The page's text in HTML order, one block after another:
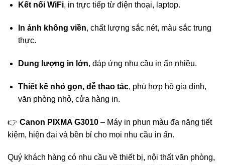
Kết nối WiFi, in trực tiếp từ điện thoại, laptop.
In ảnh không viền, chất lượng sắc nét, màu sắc trung
thực.
Dung lượng in lớn, đáp ứng nhu cầu in ấn nhiều.
Thiết kế nhỏ gọn, dễ thao tác, phù hợp hộ gia đình,
văn phòng nhỏ, cửa hàng in.
👉 Canon PIXMA G3010 – Máy in phun màu đa năng tiết
kiệm, hiện đại và bền bỉ cho mọi nhu cầu in ấn.
Quý khách hàng có nhu cầu về thiết bị, nội thất văn phòng,